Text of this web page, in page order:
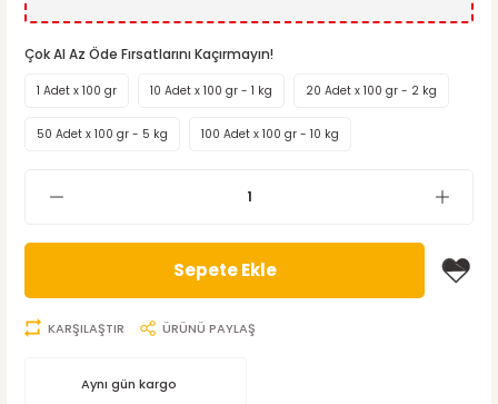
Çok Al Az Öde Fırsatlarını Kaçırmayın!
1 Adet x 100 gr 10 Adet x 100 gr - 1 kg 20 Adet x 100 gr - 2 kg
50 Adet x 100 gr - 5 kg 100 Adet x 100 gr - 10 kg
Sepete Ekle
KARŞILAŞTIR ÜRÜNÜ PAYLAŞ
Aynı gün kargo